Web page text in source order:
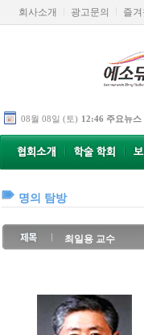
회사소개 광고문의 즐겨
08월 08일 (토) 12:46 주요뉴스
명의 탐방
최일용 교수